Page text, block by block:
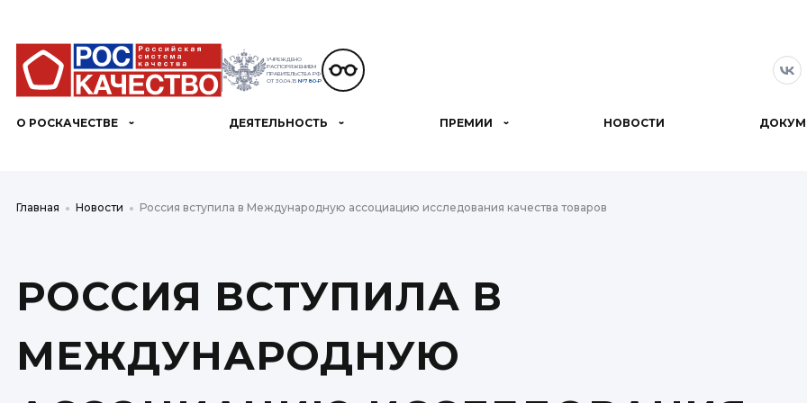
УЧРЕЖДЕНО
РАСПОРЯЖЕНИЕМ
ПРАВИТЕЛЬСТВА РФ
ОТ 30.04.15№780-Р
О РОСКАЧЕСТВЕ ДЕЯТЕЛЬНОСТЬ ПРЕМИИ НОВОСТИ
Главная Новости Россия вступила в Международную ассоциацию исследования качества товаров
РОССИЯ ВСТУПИЛА В
МЕЖДУНАРОДНУЮ